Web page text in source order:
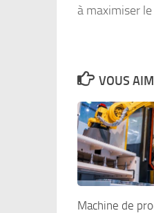
à maximiser
VOUS
Machine de